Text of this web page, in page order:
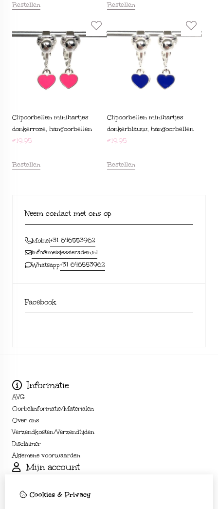
Bestellen Bestellen
Clipoorbellen minihartjes
donkerroze, hangoorbellen
€19,95
Bestellen
Clipoorbellen minihartjes
donkerblauw, hangoorbellen
€19,95
Bestellen
Neem contact met ons op
Mobiel+31 646553962
info@meisjessieraden.nl
Whatsapp+31 646553962
Facebook
Informatie
AVG
Oorbelinformatie/Materialen
Over ons
Verzendkosten/Verzendtijden
Disclaimer
Algemene voorwaarden
Mijn account
Bestelhistorie
Cookies & Privacy